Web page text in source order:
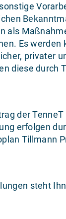
Es werden
privater
diese durch
der TenneT
erfolgen
Tillmann
steht